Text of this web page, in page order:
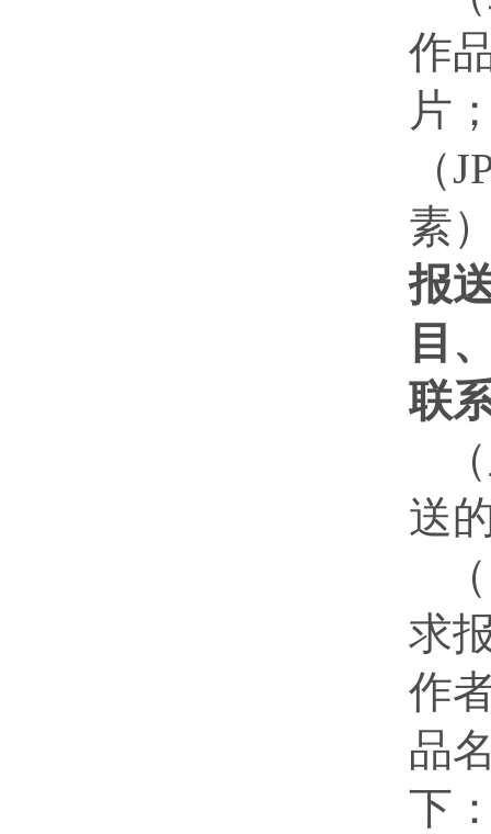
作
片
（
素
报
目
联
送
求
作
品
下